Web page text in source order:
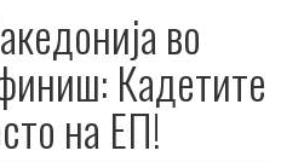
во
Кадетите
на ЕП!